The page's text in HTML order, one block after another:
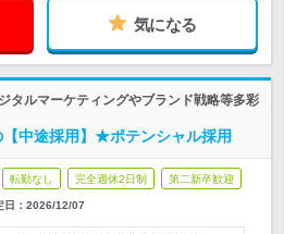
気になる
タルマーケティングやブランド戦略等多彩
中途採用】★ポテンシャル採用
転勤なし 完全週休2日制 第二新卒歓迎
： 2026/12/07